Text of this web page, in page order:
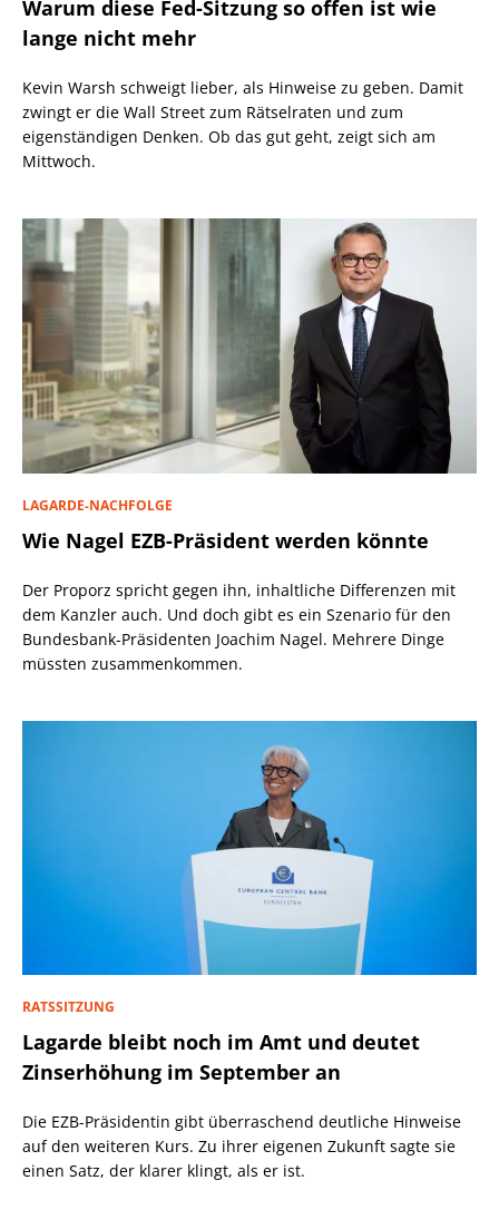
Warum diese Fed-Sitzung so offen ist wie
lange nicht mehr
Kevin Warsh schweigt lieber, als Hinweise zu geben. Damit
zwingt er die Wall Street zum Rätselraten und zum
eigenständigen Denken. Ob das gut geht, zeigt sich am
Mittwoch.
LAGARDE-NACHFOLGE
Wie Nagel EZB-Präsident werden könnte
Der Proporz spricht gegen ihn, inhaltliche Differenzen mit
dem Kanzler auch. Und doch gibt es ein Szenario für den
Bundesbank-Präsidenten Joachim Nagel. Mehrere Dinge
müssten zusammenkommen.
RATSSITZUNG
Lagarde bleibt noch im Amt und deutet
Zinserhöhung im September an
Die EZB-Präsidentin gibt überraschend deutliche Hinweise
auf den weiteren Kurs. Zu ihrer eigenen Zukunft sagte sie
einen Satz, der klarer klingt, als er ist.